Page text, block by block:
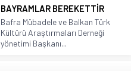
BAYRAMLAR BEREKETTİR
Bafra Mübadele ve Balkan Türk
Kültürü Araştırmaları Derneği
yönetimi Başkanı...